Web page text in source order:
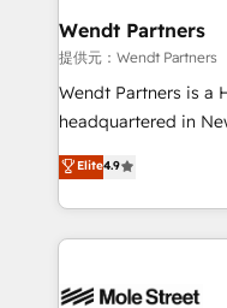
HubSpot.
Salesforce, Microsoft
migrations; custom
including
NetSuite, Snowflake,
a Ticketmaster
sports and events
include five
Wendt Partners
提供元：Wendt Partners
Wendt Partners is a
headquartered in
Toronto, London and
HubSpot partner, we
sophisticated B2B
HubSpot CRM
industrial/
Elite4.9